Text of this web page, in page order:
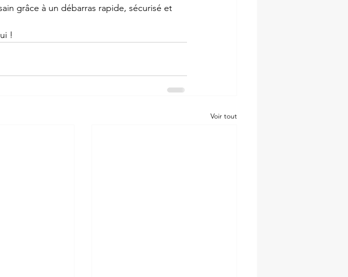
grâce à un débarras rapide, sécurisé et
!
Voir tout